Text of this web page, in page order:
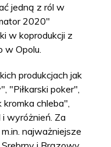
jedną z ról w
2020"
w koprodukcji z
w Opolu.
produkcjach jak
"Piłkarski poker",
chleba",
wyróżnień. Za
najważniejsze